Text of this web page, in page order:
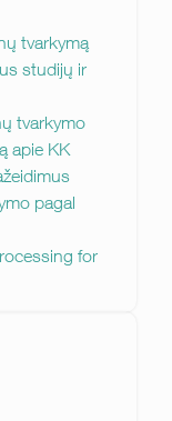
tvarkymą
studijų ir
tvarkymo
apie KK
pagal
for